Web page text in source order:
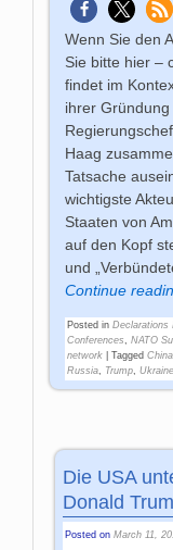
Wenn Sie den
Sie bitte hier –
findet im
ihrer
Haag
Tatsache
wichtigste
Staaten von
auf den Kopf
und
Continue
Posted in Declarations
Conferences,NATO
network |Tagged China
Russia, Trump,Ukraine
Die USA
Donald
Posted onMarch 11,